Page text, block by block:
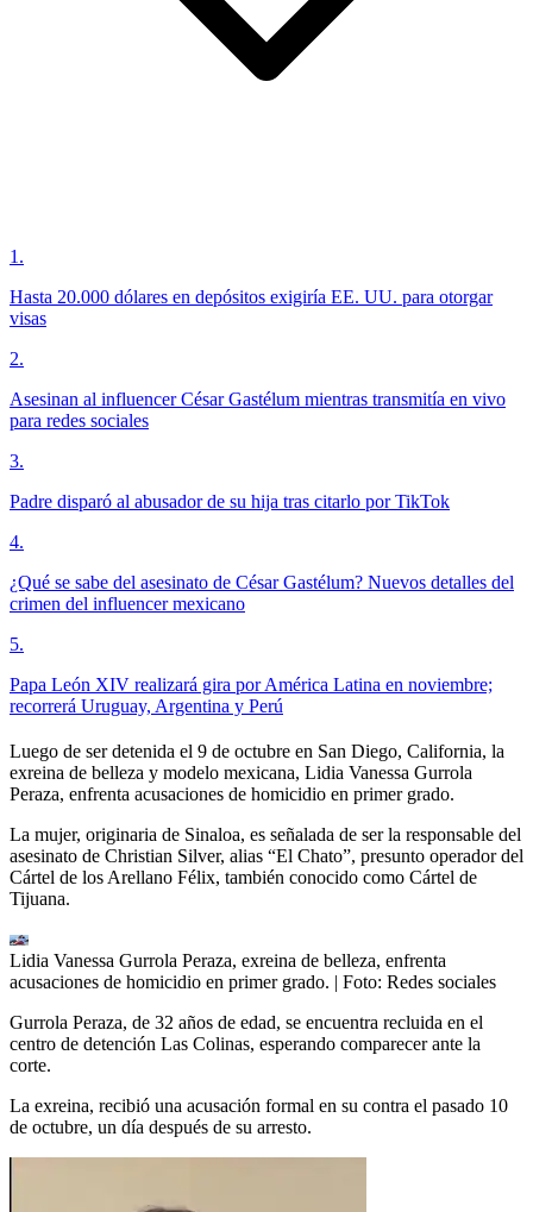
1 .
Hasta 20.000 dólares en depósitos exigiría EE. UU. para otorgar
visas
2.
Asesinan al influencer César Gastélum mientras transmitía en vivo
para redes sociales
3.
Padre disparó al abusador de su hija tras citarlo por TikTok
4.
¿Qué se sabe del asesinato de César Gastélum? Nuevos detalles del
crimen del influencer mexicano
5.
Papa León XIV realizará gira por América Latina en noviembre;
recorrerá Uruguay, Argentina y Perú
Luego de ser detenida el 9 de octubre en San Diego, California, la
exreina de belleza y modelo mexicana, Lidia Vanessa Gurrola
Peraza, enfrenta acusaciones de homicidio en primer grado.
La mujer, originaria de Sinaloa, es señalada de ser la responsable del
asesinato de Christian Silver, alias “El Chato”, presunto operador del
Cártel de los Arellano Félix, también conocido como Cártel de
Tijuana.
Lidia Vanessa Gurrola Peraza, exreina de belleza, enfrenta
acusaciones de homicidio en primer grado. | Foto: Redes sociales
Gurrola Peraza, de 32 años de edad, se encuentra recluida en el
centro de detención Las Colinas, esperando comparecer ante la
corte.
La exreina, recibió una acusación formal en su contra el pasado 10
de octubre, un día después de su arresto.